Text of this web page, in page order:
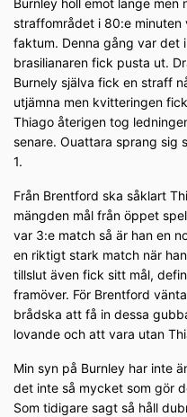
Burnley höll emot länge men
straffområdet i 80:e
faktum. Denna gång var det
brasilianaren fick pusta ut.
Burnely själva fick en straff
utjämna men kvitteringen
Thiago återigen tog
senare. Ouattara sprang sig
1.
Från Brentford ska såklart
mängden mål från öppet
var 3:e match så är han en
en riktigt stark match när
tillslut även fick sitt mål,
framöver. För Brentford
brådska att få in dessa
lovande och att vara utan
Min syn på Burnley har inte
det inte så mycket som gör
Som tidigare sagt så håll